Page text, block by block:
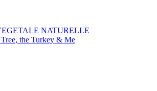
NATURELLE
the Turkey & Me